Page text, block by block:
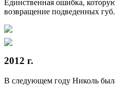
Единственная ошибка,
возвращение подведенных губ.
2012 г.
В следующем году Николь